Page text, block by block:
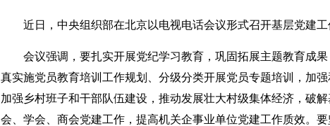
近日，中央组织部在北京以电视电话会议形式召开基层党建工
会议强调，要扎实开展党纪学习教育，巩固拓展主题教育成
真实施党员教育培训工作规划、分级分类开展党员专题培训，加
加强乡村班子和干部队伍建设，推动发展壮大村级集体经济，破
会、学会、商会党建工作，提高机关企事业单位党建工作质效。